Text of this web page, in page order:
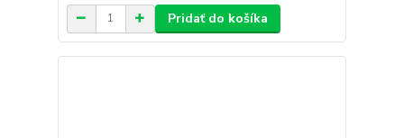
Pridať do košíka